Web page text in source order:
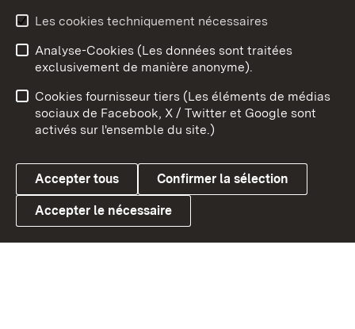
Link zum Landesportal
Conseils d'utilisation
Confidentialité
Cookies
Les cookies techniquement nécessaires
Analyse-Cookies (Les données sont traitées
exclusivement de manière anonyme).
Cookies fournisseur tiers (Les éléments de médias
sociaux de Facebook, X / Twitter et Google sont
activés sur l'ensemble du site.)
Accepter tous Confirmer la sélection
Accepter le nécessaire